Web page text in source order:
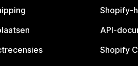
Shopify-
API-
Shopify